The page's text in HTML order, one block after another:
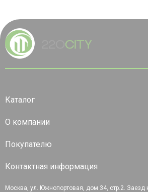
Каталог
О компании
Покупателю
Контактная информация
Москва, ул. Южнопортовая, дом 34, стр.2. Заезд